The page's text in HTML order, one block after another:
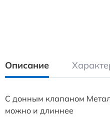
Описание
С донным клапаном
можно и длиннее